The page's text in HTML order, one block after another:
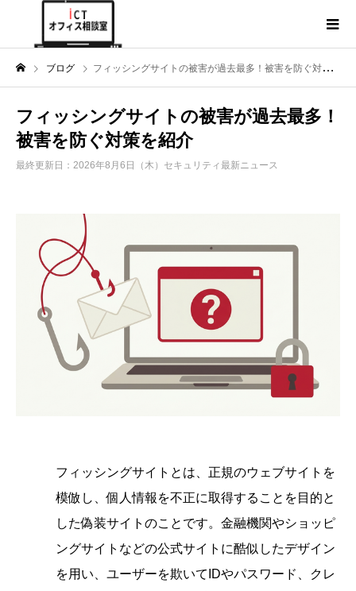
ブログ フィッシングサイトの被害が過去最多！被害を防ぐ対策を紹介
フィッシングサイトの被害が過去最多！
被害を防ぐ対策を紹介
最終更新日：2026年8月6日（木） セキュリティ最新ニュース
フィッシングサイトとは、正規のウェブサイトを
模倣し、個人情報を不正に取得することを目的と
した偽装サイトのことです。金融機関やショッピ
ングサイトなどの公式サイトに酷似したデザイン
を用い、ユーザーを欺いてIDやパスワード、クレ